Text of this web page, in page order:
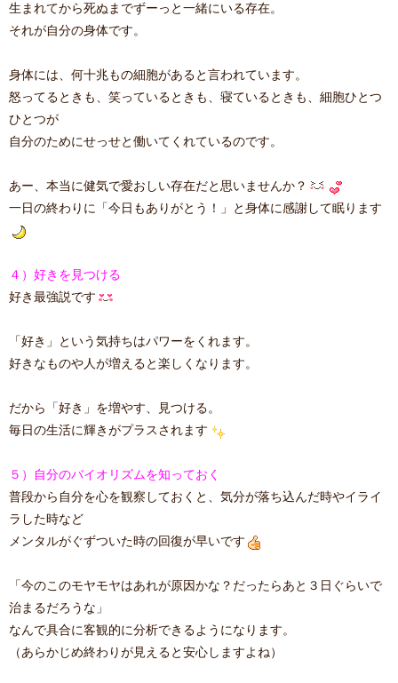
生まれてから死ぬまでずーっと一緒にいる存在。
それが自分の身体です。
身体には、何十兆もの細胞があると言われています。
怒ってるときも、笑っているときも、寝ているときも、細胞ひとつ
ひとつが
自分のためにせっせと働いてくれているのです。
あー、本当に健気で愛おしい存在だと思いませんか？
一日の終わりに「今日もありがとう！」と身体に感謝して眠ります
４）好きを見つける
好き最強説です
「好き」という気持ちはパワーをくれます。
好きなものや人が増えると楽しくなります。
だから「好き」を増やす、見つける。
毎日の生活に輝きがプラスされます
５）自分のバイオリズムを知っておく
普段から自分を心を観察しておくと、気分が落ち込んだ時やイライ
ラした時など
メンタルがぐずついた時の回復が早いです
「今のこのモヤモヤはあれが原因かな？だったらあと３日ぐらいで
治まるだろうな」
なんで具合に客観的に分析できるようになります。
（あらかじめ終わりが見えると安心しますよね）